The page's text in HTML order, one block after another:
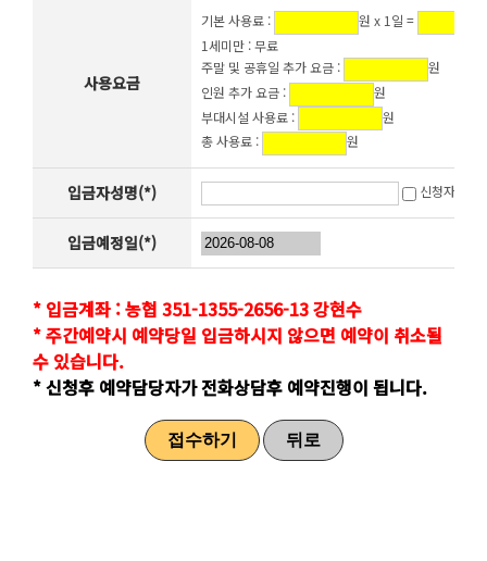
사용요금
기본 사용료 :
원 x 1일 =
1세미만 : 무료
주말 및 공휴일 추가 요금 :
원
인원 추가 요금 :
원
부대시설 사용료 :
원
총 사용료 :
원
입금자성명(*) 신청자와 동
입금예정일(*)
* 입금계좌 : 농협 351-1355-2656-13 강현수
* 주간예약시 예약당일 입금하시지 않으면 예약이 취소될
수 있습니다.
* 신청후 예약담당자가 전화상담후 예약진행이 됩니다.